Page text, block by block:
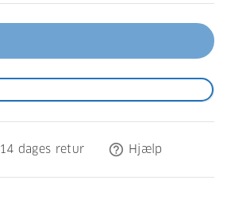
14 dages retur help_outline Hjælp